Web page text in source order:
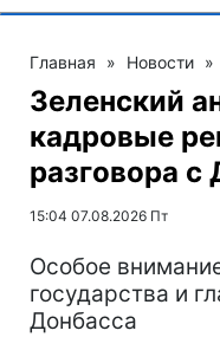
Главная » Новости »
Зеленский
кадровые
разговора
15:04 07.08.2026 Пт
Особое
государства и
Донбасса